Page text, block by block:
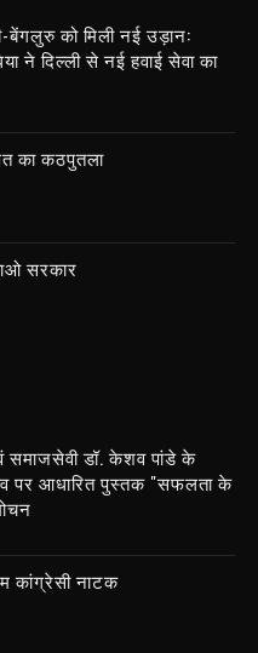
बेंगलुरु को मिली नई उड़ान:
ने दिल्ली से नई हवाई सेवा का
का कठपुतला
सरकार
समाजसेवी डॉ. केशव पांडे के
पर आधारित पुस्तक "सफलता के
कांग्रेसी नाटक